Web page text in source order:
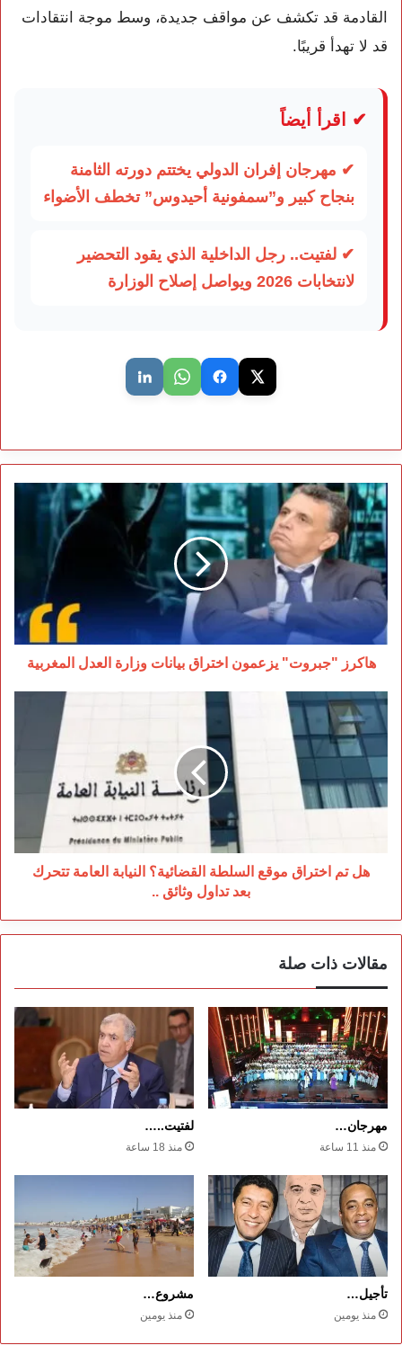
القادمة قد تكشف عن مواقف جديدة، وسط موجة انتقادات
قد لا تهدأ قريبًا.
✔ اقرأ أيضاً
✔ مهرجان إفران الدولي يختتم دورته الثامنة
بنجاح كبير و”سمفونية أحيدوس” تخطف الأضواء
✔ لفتيت.. رجل الداخلية الذي يقود التحضير
لانتخابات 2026 ويواصل إصلاح الوزارة
هاكرز
"جبروت"
يزعمون
اختراق
بيانات
وزارة
العدل
المغربية
هاكرز "جبروت" يزعمون اختراق بيانات وزارة العدل المغربية
هل
تم
اختراق
موقع
السلطة
القضائية؟
النيابة
بعد
..
هل تم اختراق موقع السلطة القضائية؟ النيابة العامة تتحرك
بعد تداول وثائق ..
مقالات ذات صلة
مهرجان…
منذ 11 ساعة
لفتيت..…
منذ 18 ساعة
تأجيل…
منذ يومين
مشروع…
منذ يومين